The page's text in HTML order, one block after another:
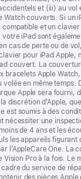
et (iii) au vol
Watch couverts. Si un
et un
iPad sont
cas de perte ou de
pour iPad Apple,
couvert. La
bracelets Apple
volée en même temps.
Apple sera fourni,
discrétion d’Apple,
est soumis à des
nécessiter une
de 4 ans et les
les appareils
l’AppleCare One. La
Vision Pro à la fois. Le
du service de
des pièces Apple